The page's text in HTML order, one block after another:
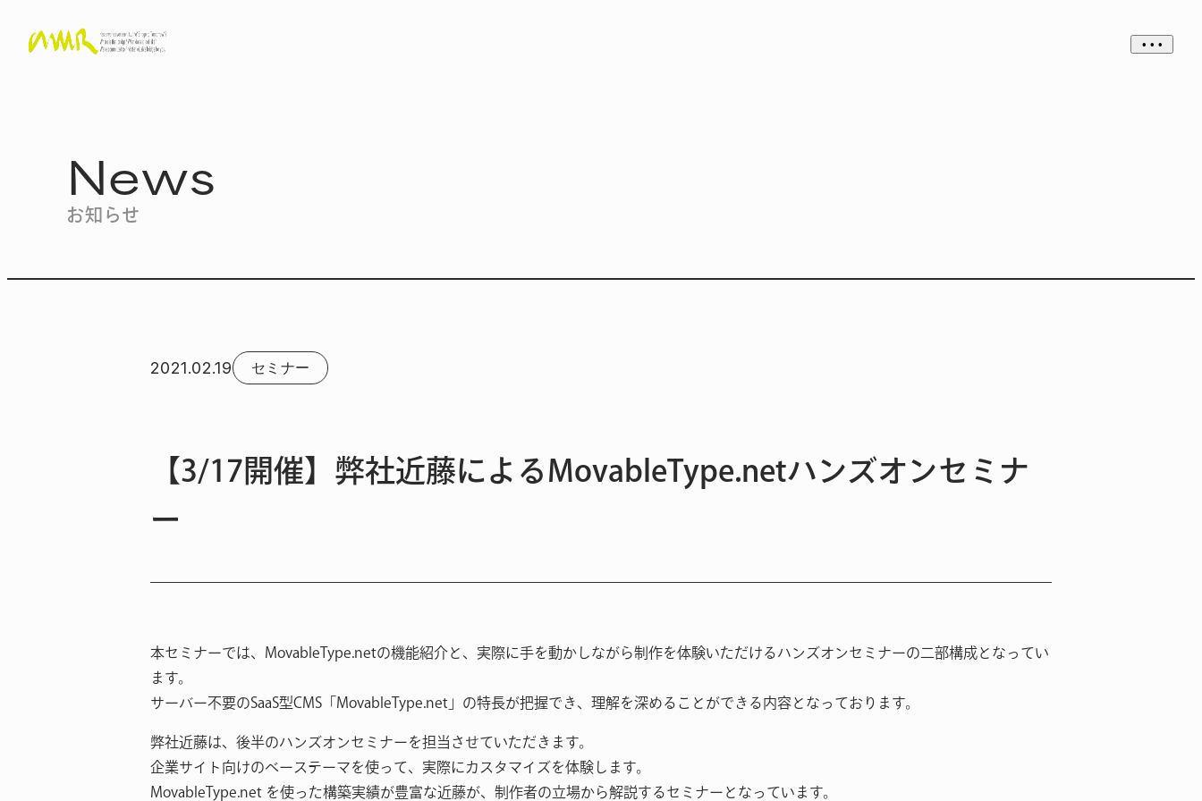
• • •
News
お知らせ
2021.02.19 セミナー
【3/17開催】弊社近藤によるMovableType.netハンズオンセミナ
ー
本セミナーでは、MovableType.netの機能紹介と、実際に手を動かしながら制作を体験いただけるハンズオンセミナーの二部構成となってい
ます。
サーバー不要のSaaS型CMS「MovableType.net」の特長が把握でき、理解を深めることができる内容となっております。
弊社近藤は、後半のハンズオンセミナーを担当させていただきます。
企業サイト向けのベーステーマを使って、実際にカスタマイズを体験します。
MovableType.net を使った構築実績が豊富な近藤が、制作者の立場から解説するセミナーとなっています。